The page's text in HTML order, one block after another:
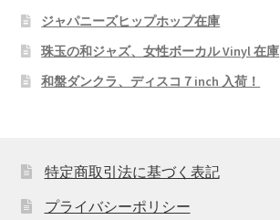
ジャパニーズヒップホップ在庫
珠玉の和ジャズ、女性ボーカル Vinyl 在庫
和盤ダンクラ、ディスコ７inch 入荷！
特定商取引法に基づく表記
プライバシーポリシー